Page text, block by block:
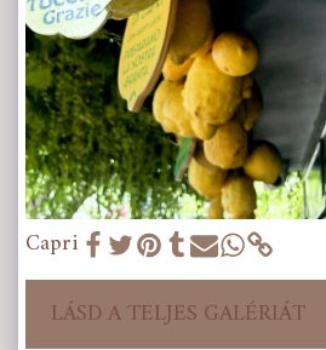
Capri
LÁSD A TELJES GALÉRIÁT